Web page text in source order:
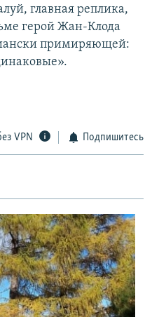
главная реплика,
герой Жан-Клода
примиряющей:
VPN Подпишитесь